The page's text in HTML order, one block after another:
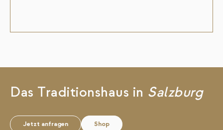
Das Traditionshaus in Salzburg
Jetzt anfragen Shop